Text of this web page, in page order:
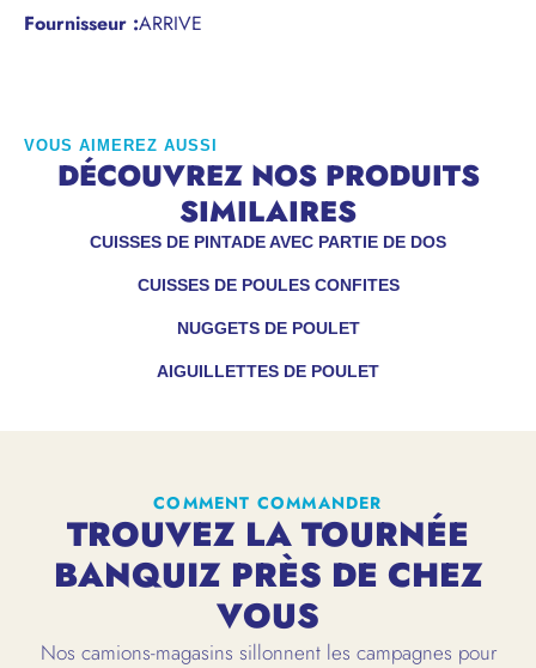
Fournisseur :ARRIVE
VOUS AIMEREZ AUSSI
DÉCOUVREZ NOS PRODUITS
SIMILAIRES
CUISSES DE POULES CONFITES
NUGGETS DE POULET
AIGUILLETTES DE POULET
CUISSES DE PINTADE AVEC PARTIE DE DOS
COMMENT COMMANDER
TROUVEZ LA TOURNÉE
BANQUIZ PRÈS DE CHEZ
VOUS
Nos camions-magasins sillonnent les campagnes pour